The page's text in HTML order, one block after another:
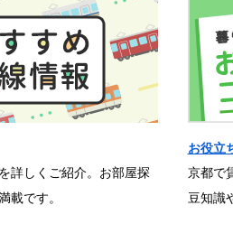
詳しくご紹介。お部屋探
載です。
お役立
京都で
豆知識